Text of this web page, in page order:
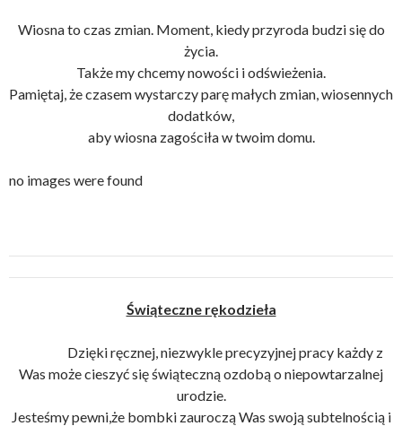
Wiosna to czas zmian. Moment, kiedy przyroda budzi się do
życia.
Także my chcemy nowości i odświeżenia.
Pamiętaj, że czasem wystarczy parę małych zmian, wiosennych
dodatków,
aby wiosna zagościła w twoim domu.
no images were found
Świąteczne rękodzieła
Dzięki ręcznej, niezwykle precyzyjnej pracy każdy z
Was może cieszyć się świąteczną ozdobą o niepowtarzalnej
urodzie.
Jesteśmy pewni,że bombki zauroczą Was swoją subtelnością i